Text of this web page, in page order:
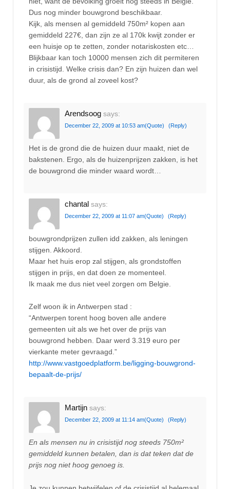
Dus nog minder bouwgrond beschikbaar.
Kijk, als mensen al gemiddeld 750m² kopen aan
gemiddeld 227€, dan zijn ze al 170k kwijt zonder er
een huisje op te zetten, zonder notariskosten etc…
Blijkbaar kan toch 10000 mensen zich dit permiteren
in crisistijd. Welke crisis dan? En zijn huizen dan wel
duur, als de grond al zoveel kost?
Arendsoog says:
December 22, 2009 at 10:53 am(Quote) (Reply)
Het is de grond die de huizen duur maakt, niet de
bakstenen. Ergo, als de huizenprijzen zakken, is het
de bouwgrond die minder waard wordt…
chantal says:
December 22, 2009 at 11:07 am(Quote) (Reply)
bouwgrondprijzen zullen idd zakken, als leningen
stijgen. Akkoord.
Maar het huis erop zal stijgen, als grondstoffen
stijgen in prijs, en dat doen ze momenteel.
Ik maak me dus niet veel zorgen om Belgie.
Zelf woon ik in Antwerpen stad :
“Antwerpen torent hoog boven alle andere
gemeenten uit als we het over de prijs van
bouwgrond hebben. Daar werd 3.319 euro per
vierkante meter gevraagd.”
http://www.vastgoedplatform.be/ligging-bouwgrond-
bepaalt-de-prijs/
Martijn says:
December 22, 2009 at 11:14 am(Quote) (Reply)
En als mensen nu in crisistijd nog steeds 750m²
gemiddeld kunnen betalen, dan is dat teken dat de
prijs nog niet hoog genoeg is.